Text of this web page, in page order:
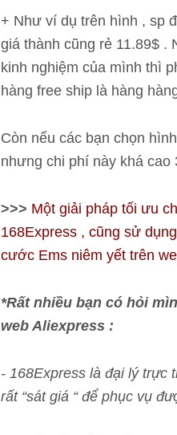
+ Như ví dụ trên hình , sp
giá thành cũng rẻ 11.89$ .
kinh nghiệm của mình thì
hàng free ship là hàng
Còn nếu các bạn chọn
nhưng chi phí này khá
>>> Một giải pháp tối ưu
168Express , cũng sử
cước Ems niêm yết trên
*Rất nhiều bạn có hỏi
web Aliexpress :
- 168Express là đại lý trực
rất “sát giá “ để phục vụ